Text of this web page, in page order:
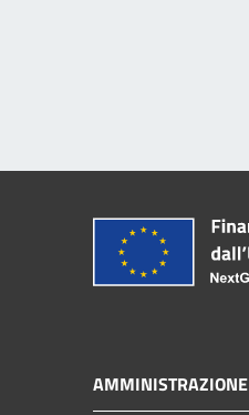
AMMINISTRAZIONE